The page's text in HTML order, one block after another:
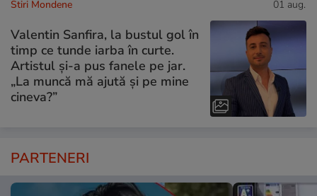
Stiri Mondene 01 aug.
Valentin Sanfira, la bustul gol în
timp ce tunde iarba în curte.
Artistul și-a pus fanele pe jar.
„La muncă mă ajută și pe mine
cineva?”
PARTENERI